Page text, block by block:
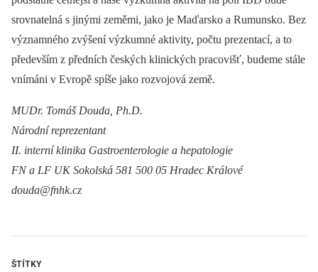
srovnatelná s jinými zeměmi, jako je Maďarsko a Rumunsko. Bez
významného zvýšení výzkumné aktivity, počtu prezentací, a to
především z předních českých klinických pracovišť, budeme stále
vnímáni v Evropě spíše jako rozvojová země.
MUDr. Tomáš Douda, Ph.D.
Národní reprezentant
II. interní klinika Gastroenterologie a hepatologie
FN a LF UK Sokolská 581 500 05 Hradec Králové
douda@fnhk.cz
ŠTÍTKY